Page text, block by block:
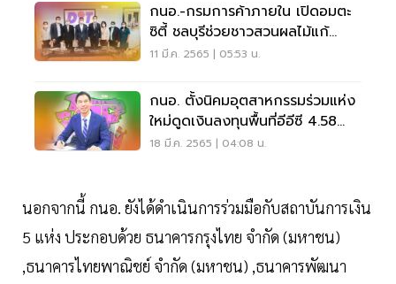
กนอ.-กรมการค้าภายใน เปิดอมตะ
ซิตี้ ชลบุรีช่วยชาวสวนผลไม้แก้
ผลผลิตล้นตลาด
11 มี.ค. 2565 | 05:53 น.
กนอ. ตั้งนิคมอุตสาหกรรมร่วมแห่ง
ใหม่ดูดเงินลงทุนพื้นที่อีอีซี 4.58
หมื่นล.
18 มี.ค. 2565 | 04:08 น.
นอกจากนี้ กนอ. ยังได้ดำเนินการร่วมมือกับสถาบันการเงิน
5 แห่ง ประกอบด้วย ธนาคารกรุงไทย จำกัด (มหาชน)
,ธนาคารไทยพาณิชย์ จำกัด (มหาชน) ,ธนาคารพัฒนา